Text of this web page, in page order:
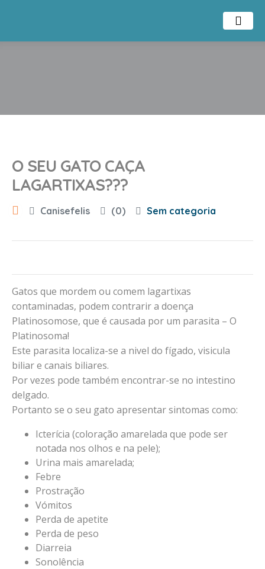
O SEU GATO CAÇA
LAGARTIXAS???
Canisefelis (0) Sem categoria
Gatos que mordem ou comem lagartixas
contaminadas, podem contrarir a doença
Platinosomose, que é causada por um parasita – O
Platinosoma!
Este parasita localiza-se a nivel do fígado, visicula
biliar e canais biliares.
Por vezes pode também encontrar-se no intestino
delgado.
Portanto se o seu gato apresentar sintomas como:
Icterícia (coloração amarelada que pode ser
notada nos olhos e na pele);
Urina mais amarelada;
Febre
Prostração
Vómitos
Perda de apetite
Perda de peso
Diarreia
Sonolência